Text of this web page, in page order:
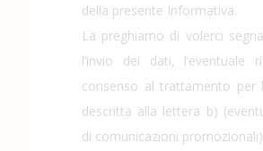
della presente Informativa.
La preghiamo di volerci
l’invio dei dati, l’eventuale
consenso al trattamento per
descritta alla lettera b)
di comunicazioni